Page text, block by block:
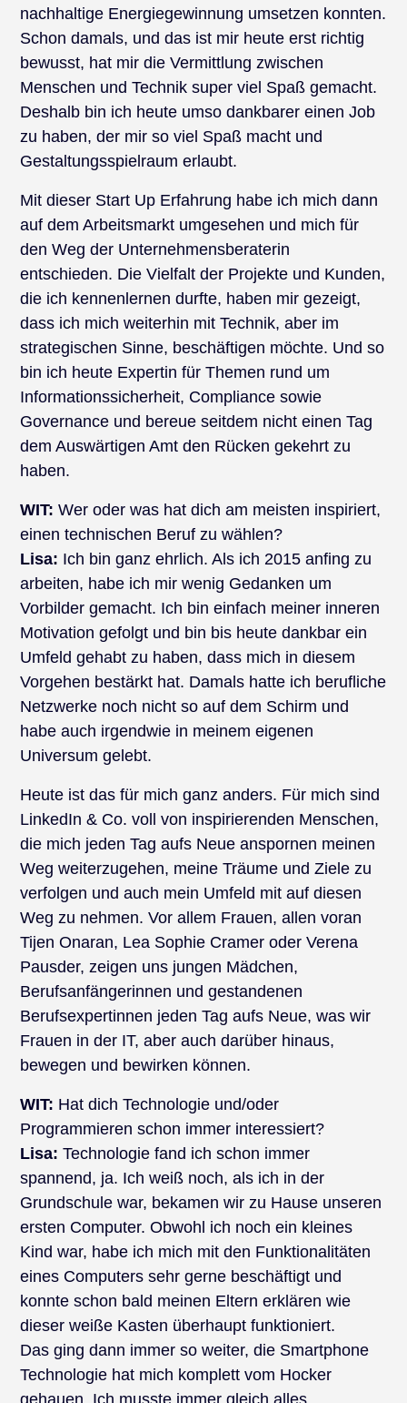
nachhaltige Energiegewinnung umsetzen konnten.
Schon damals, und das ist mir heute erst richtig
bewusst, hat mir die Vermittlung zwischen
Menschen und Technik super viel Spaß gemacht.
Deshalb bin ich heute umso dankbarer einen Job
zu haben, der mir so viel Spaß macht und
Gestaltungsspielraum erlaubt.
Mit dieser Start Up Erfahrung habe ich mich dann
auf dem Arbeitsmarkt umgesehen und mich für
den Weg der Unternehmensberaterin
entschieden. Die Vielfalt der Projekte und Kunden,
die ich kennenlernen durfte, haben mir gezeigt,
dass ich mich weiterhin mit Technik, aber im
strategischen Sinne, beschäftigen möchte. Und so
bin ich heute Expertin für Themen rund um
Informationssicherheit, Compliance sowie
Governance und bereue seitdem nicht einen Tag
dem Auswärtigen Amt den Rücken gekehrt zu
haben.
WIT: Wer oder was hat dich am meisten inspiriert,
einen technischen Beruf zu wählen?
Lisa: Ich bin ganz ehrlich. Als ich 2015 anfing zu
arbeiten, habe ich mir wenig Gedanken um
Vorbilder gemacht. Ich bin einfach meiner inneren
Motivation gefolgt und bin bis heute dankbar ein
Umfeld gehabt zu haben, dass mich in diesem
Vorgehen bestärkt hat. Damals hatte ich berufliche
Netzwerke noch nicht so auf dem Schirm und
habe auch irgendwie in meinem eigenen
Universum gelebt.
Heute ist das für mich ganz anders. Für mich sind
LinkedIn & Co. voll von inspirierenden Menschen,
die mich jeden Tag aufs Neue anspornen meinen
Weg weiterzugehen, meine Träume und Ziele zu
verfolgen und auch mein Umfeld mit auf diesen
Weg zu nehmen. Vor allem Frauen, allen voran
Tijen Onaran, Lea Sophie Cramer oder Verena
Pausder, zeigen uns jungen Mädchen,
Berufsanfängerinnen und gestandenen
Berufsexpertinnen jeden Tag aufs Neue, was wir
Frauen in der IT, aber auch darüber hinaus,
bewegen und bewirken können.
WIT: Hat dich Technologie und/oder
Programmieren schon immer interessiert?
Lisa: Technologie fand ich schon immer
spannend, ja. Ich weiß noch, als ich in der
Grundschule war, bekamen wir zu Hause unseren
ersten Computer. Obwohl ich noch ein kleines
Kind war, habe ich mich mit den Funktionalitäten
eines Computers sehr gerne beschäftigt und
konnte schon bald meinen Eltern erklären wie
dieser weiße Kasten überhaupt funktioniert.
Das ging dann immer so weiter, die Smartphone
Technologie hat mich komplett vom Hocker